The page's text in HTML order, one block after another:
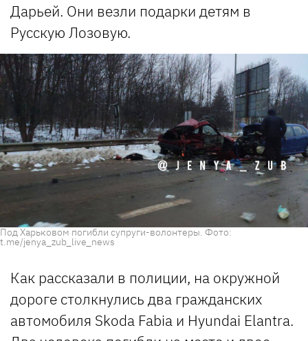
Дарьей. Они везли подарки детям в
Русскую Лозовую.
Под Харьковом погибли супруги-волонтеры. Фото:
t.me/jenya_zub_live_news
Как рассказали в полиции, на окружной
дороге столкнулись два гражданских
автомобиля Skoda Fabia и Hyundai Elantra.